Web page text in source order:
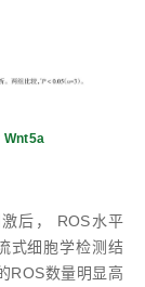
Wnt5a
后， ROS水平
式细胞学检测结
ROS数量明显高